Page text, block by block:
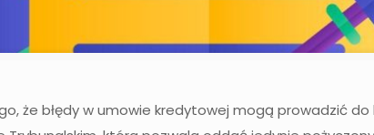
że błędy w umowie kredytowej mogą prowadzić